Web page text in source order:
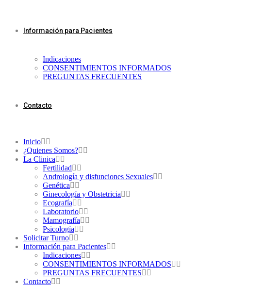
Información para Pacientes
Indicaciones
CONSENTIMIENTOS INFORMADOS
PREGUNTAS FRECUENTES
Contacto
Inicio
¿Quienes Somos?
La Clinica
Fertilidad
Andrología y disfunciones Sexuales
Genética
Ginecología y Obstetricia
Ecografía
Laboratorio
Mamografía
Psicología
Solicitar Turno
Información para Pacientes
Indicaciones
CONSENTIMIENTOS INFORMADOS
PREGUNTAS FRECUENTES
Contacto